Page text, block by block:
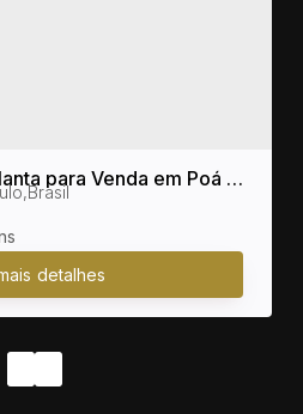
para Venda em Poá /
Vila Rea
,Brasil